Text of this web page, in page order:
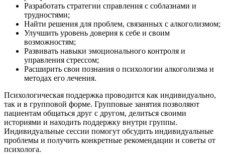
Разработать стратегии справления с соблазнами и
трудностями;
Найти решения для проблем, связанных с алкоголизмом;
Улучшить уровень доверия к себе и своим
возможностям;
Развивать навыки эмоционального контроля и
управления стрессом;
Расширить свои познания о психологии алкоголизма и
методах его лечения.
Психологическая поддержка проводится как индивидуально,
так и в групповой форме. Групповые занятия позволяют
пациентам общаться друг с другом, делиться своими
историями и находить поддержку внутри группы.
Индивидуальные сессии помогут обсудить индивидуальные
проблемы и получить конкретные рекомендации и советы от
психолога.